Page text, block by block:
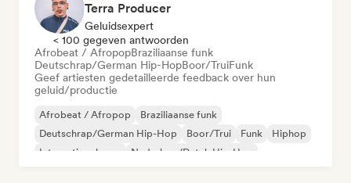
Terra Producer
Geluidsexpert
< 100 gegeven antwoorden
Afrobeat / AfropopBraziliaanse funk
Deutschrap/German Hip-HopBoor/TruiFunk
Geef artiesten gedetailleerde feedback over hun
geluid/productie
Afrobeat / Afropop
Braziliaanse funk
Deutschrap/German Hip-Hop
Boor/Trui Funk
Hiphop
Internationale rap
Nederhop/Dutch Hip-Hop